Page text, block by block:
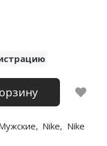
, Nike, Nike